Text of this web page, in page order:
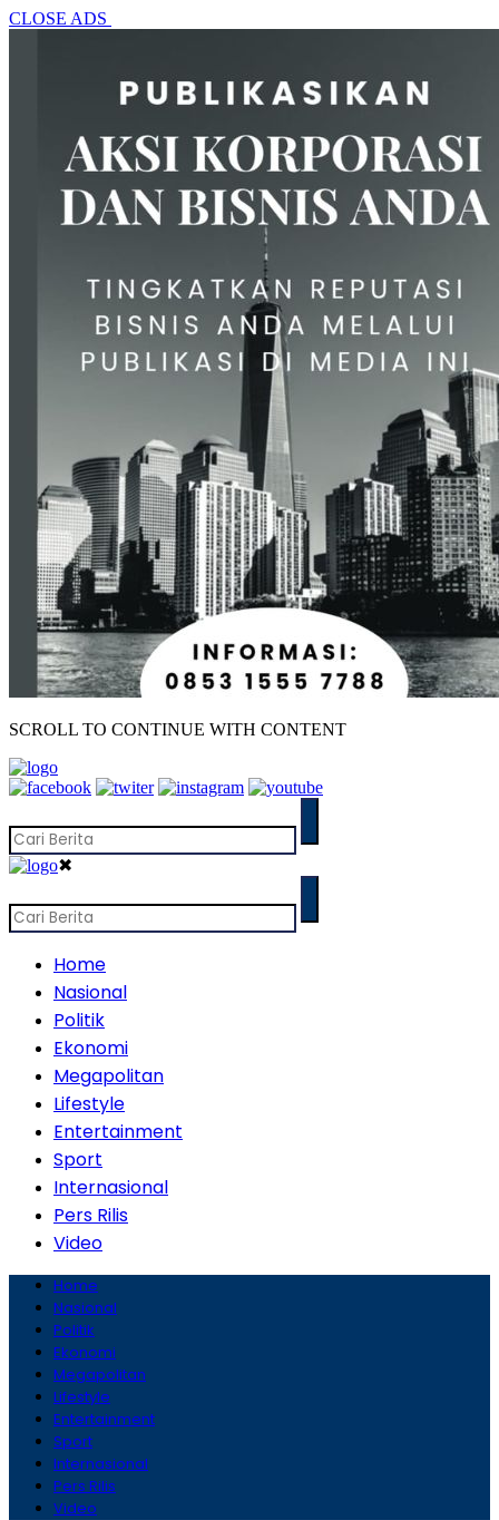
CLOSE ADS
SCROLL TO CONTINUE WITH CONTENT
✖
Home
Nasional
Politik
Ekonomi
Megapolitan
Lifestyle
Entertainment
Sport
Internasional
Pers Rilis
Video
Home
Nasional
Politik
Ekonomi
Megapolitan
Lifestyle
Entertainment
Sport
Internasional
Pers Rilis
Video